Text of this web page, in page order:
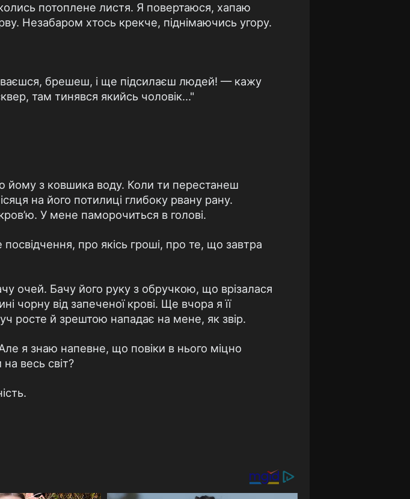
потоплене листя. Я повертаюся, хапаю
Незабаром хтось крекче, піднімаючись угору.
брешеш, і ще підсилаєш людей! — кажу
там тинявся якийсь чоловік…"
йому з ковшика воду. Коли ти перестанеш
на його потилиці глибоку рвану рану.
У мене паморочиться в голові.
про якісь гроші, про те, що завтра
очей. Бачу його руку з обручкою, що врізалася
чорну від запеченої крові. Ще вчора я її
росте й зрештою нападає на мене, як звір.
я знаю напевне, що повіки в нього міцно
весь світ?